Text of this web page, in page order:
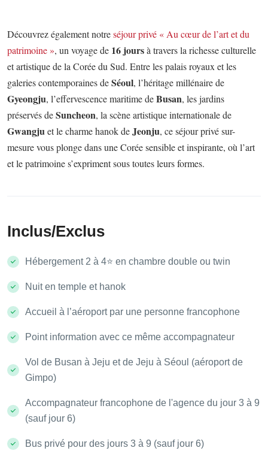
Découvrez également notreséjour privé « Au cœur de l’art et du
patrimoine », un voyage de 16 joursà travers la richesse culturelle
et artistique de la Corée du Sud. Entre les palais royaux et les
galeries contemporaines deSéoul, l’héritage millénaire de
Gyeongju, l’effervescence maritime deBusan, les jardins
préservés deSuncheon, la scène artistique internationale de
Gwangjuet le charme hanok deJeonju, ce séjour privé sur-
mesure vous plonge dans une Corée sensible et inspirante, où l’art
et le patrimoine s’expriment sous toutes leurs formes.
Inclus/Exclus
Hébergement 2 à 4⭐ en chambre double ou twin
Nuit en temple et hanok
Accueil à l’aéroport par une personne francophone
Point information avec ce même accompagnateur
Vol de Busan à Jeju et de Jeju à Séoul (aéroport de
Gimpo)
Accompagnateur francophone de l'agence du jour 3 à 9
(sauf jour 6)
Bus privé pour des jours 3 à 9 (sauf jour 6)